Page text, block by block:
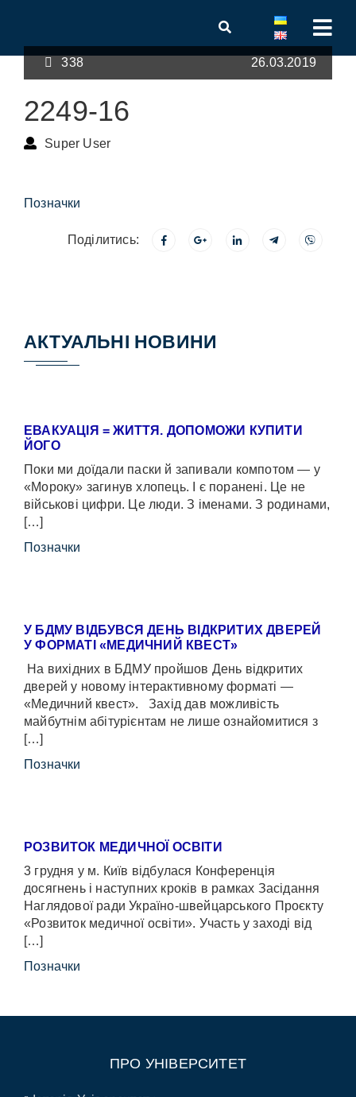
338 26.03.2019
2249-16
Super User
Позначки
Поділитись:
АКТУАЛЬНІ НОВИНИ
ЕВАКУАЦІЯ = ЖИТТЯ. ДОПОМОЖИ КУПИТИ
ЙОГО
Поки ми доїдали паски й запивали компотом — у
«Мороку» загинув хлопець. І є поранені. Це не
військові цифри. Це люди. З іменами. З родинами,
[…]
Позначки
У БДМУ ВІДБУВСЯ ДЕНЬ ВІДКРИТИХ ДВЕРЕЙ
У ФОРМАТІ «МЕДИЧНИЙ КВЕСТ»
На вихідних в БДМУ пройшов День відкритих
дверей у новому інтерактивному форматі —
«Медичний квест». Захід дав можливість
майбутнім абітурієнтам не лише ознайомитися з
[…]
Позначки
РОЗВИТОК МЕДИЧНОЇ ОСВІТИ
3 грудня у м. Київ відбулася Конференція
досягнень і наступних кроків в рамках Засідання
Наглядової ради Україно-швейцарського Проєкту
«Розвиток медичної освіти». Участь у заході від
[…]
Позначки
ПРО УНІВЕРСИТЕТ